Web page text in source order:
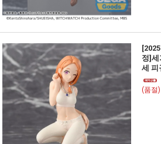
정]세
세 피
(품절)